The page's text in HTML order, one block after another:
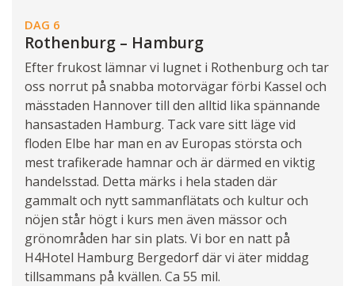
DAG 6
Rothenburg – Hamburg
Efter frukost lämnar vi lugnet i Rothenburg och tar
oss norrut på snabba motorvägar förbi Kassel och
mässtaden Hannover till den alltid lika spännande
hansastaden Hamburg. Tack vare sitt läge vid
floden Elbe har man en av Europas största och
mest trafikerade hamnar och är därmed en viktig
handelsstad. Detta märks i hela staden där
gammalt och nytt sammanflätats och kultur och
nöjen står högt i kurs men även mässor och
grönområden har sin plats. Vi bor en natt på
H4Hotel Hamburg Bergedorf där vi äter middag
tillsammans på kvällen. Ca 55 mil.